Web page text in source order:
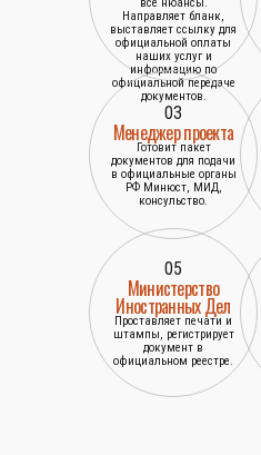
Направляет бланк,
выставляет ссылку для
официальной оплаты
наших услуг и
информацию по
официальной передаче
документов.
03
Менеджер проекта
Готовит пакет
документов для подачи
в официальные органы
РФ Минюст, МИД,
консульство.
05
Министерство
Иностранных Дел
Проставляет печати и
штампы, регистрирует
документ в
официальном реестре.